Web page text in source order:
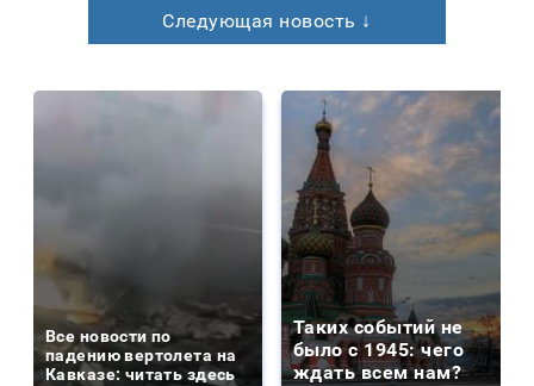
Следующая новость ↓
Все новости по
падению вертолета на
Кавказе: читать здесь
Таких событий не
было с 1945: чего
ждать всем нам?